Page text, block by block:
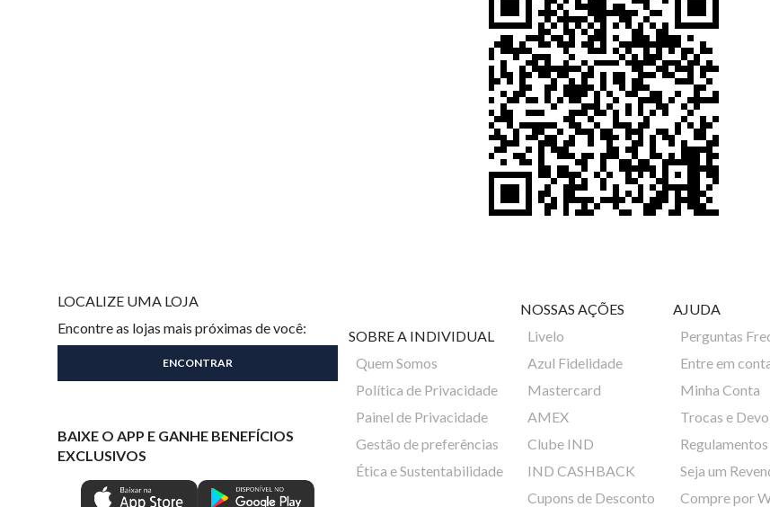
LOCALIZE UMA LOJA
Encontre as lojas mais próximas de você:
BAIXE O APP E GANHE BENEFÍCIOS
EXCLUSIVOS
SOBRE A INDIVIDUAL
Quem Somos
Política de Privacidade
Painel de Privacidade
Gestão de preferências
Ética e Sustentabilidade
NOSSAS AÇÕES
Livelo
Azul Fidelidade
Mastercard
AMEX
Clube IND
IND CASHBACK
Cupons de Desconto
AJUDA
Perguntas
Entre em
Minha Conta
Trocas e
Regulamentos
Seja um
Compre por